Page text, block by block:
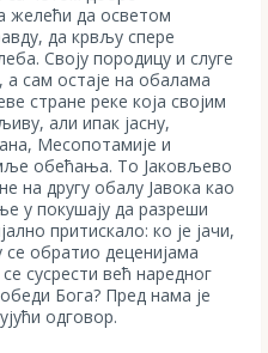
желећи да осветом
да крвљу спере
Своју породицу и слуге
сам остаје на обалама
стране реке која својим
али ипак јасну,
Месопотамије и
обећања. То Јаковљево
на другу обалу Јавока као
у покушају да разреши
притискало: ко је јачи,
обратио деценијама
сусрести већ наредног
Бога? Пред нама је
одговор.